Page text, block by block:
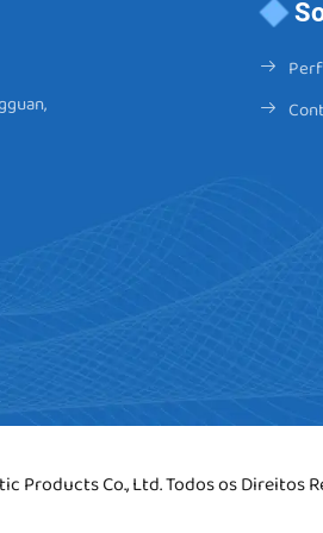
Products Co., Ltd. Todos os Direitos